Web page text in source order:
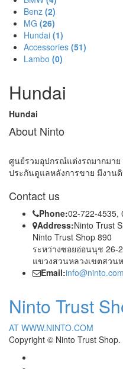
Benz (2)
MG (26)
Hundai (1)
Accessories (51)
Lambo (0)
Hundai
Hundai
About Ninto
ศูนย์รวมอุปกรณ์แต่งรถมากมา
ประกันดูแลหลังการขาย มีงาน
Contact us
Phone:02-722-4535,
Address:Ninto Trust
Ninto Trust Shop 890
ระหว่างซอยอ่อนนุช 26-
แขวงสวนหลวงเขตสวน
Email:info@ninto.com
Ninto Trust
AT WWW.NINTO.COM
Copyright © Ninto Trust